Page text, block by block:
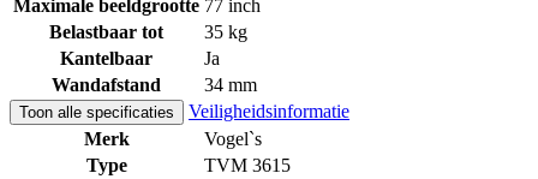
Maximale beeldgrootte 77 inch
Belastbaar tot
35 kg
Kantelbaar
Ja
Wandafstand
34 mm
Toon alle specificaties
Veiligheidsinformatie
Merk
Vogel`s
Type
TVM 3615